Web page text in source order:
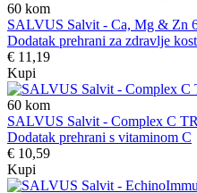
60 kom
SALVUS Salvit - Ca, Mg & Zn
Dodatak prehrani za zdravlje
€ 11,19
Kupi
60 kom
SALVUS Salvit - Complex C
Dodatak prehrani s vitaminom C
€ 10,59
Kupi